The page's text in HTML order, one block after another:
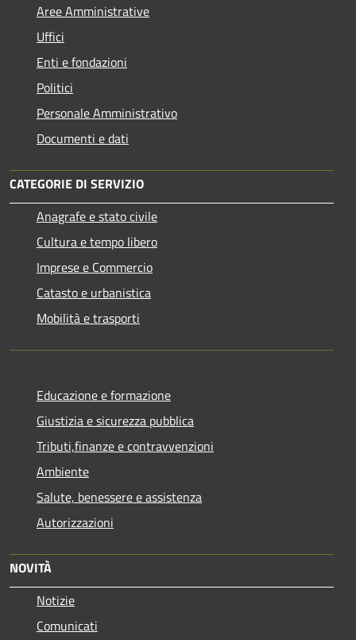
Aree Amministrative
Uffici
Enti e fondazioni
Politici
Personale Amministrativo
Documenti e dati
CATEGORIE DI SERVIZIO
Anagrafe e stato civile
Cultura e tempo libero
Imprese e Commercio
Catasto e urbanistica
Mobilità e trasporti
Educazione e formazione
Giustizia e sicurezza pubblica
Tributi,finanze e contravvenzioni
Ambiente
Salute, benessere e assistenza
Autorizzazioni
NOVITÀ
Notizie
Comunicati